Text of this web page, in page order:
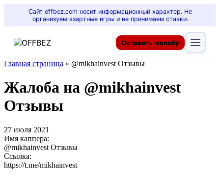
Сайт offbez.com носит информационный характер. Не
организуем азартные игры и не принимаем ставки.
Оставить жалобу
Главная страница » @mikhainvest Отзывы
Жалоба на @mikhainvest
Отзывы
27 июля 2021
Имя каппера:
@mikhainvest Отзывы
Ссылка:
https://t.me/mikhainvest